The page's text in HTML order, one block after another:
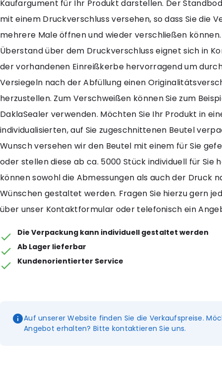
Kaufargument für Ihr Produkt darstellen. Der
mit einem Druckverschluss versehen, so dass Sie die
mehrere Male öffnen und wieder verschließen
Überstand über dem Druckverschluss eignet sich in
der vorhandenen Einreißkerbe hervorragend um
Versiegeln nach der Abfüllung einen
herzustellen. Zum Verschweißen können Sie zum
DaklaSealer verwenden. Möchten Sie Ihr Produkt in
individualisierten, auf Sie zugeschnittenen Beutel
Wunsch versehen wir den Beutel mit einem für Sie
oder stellen diese ab ca. 5000 Stück individuell für Sie
können sowohl die Abmessungen als auch der Druck
Wünschen gestaltet werden. Fragen Sie hierzu gern
über unser Kontaktformular oder telefonisch ein
Die Verpackung kann individuell gestaltet werden
Ab Lager lieferbar
Kundenorientierter Service
Auf unserer Website finden Sie die Verkaufspreise.
Angebot erhalten? Bitte kontaktieren Sie uns.